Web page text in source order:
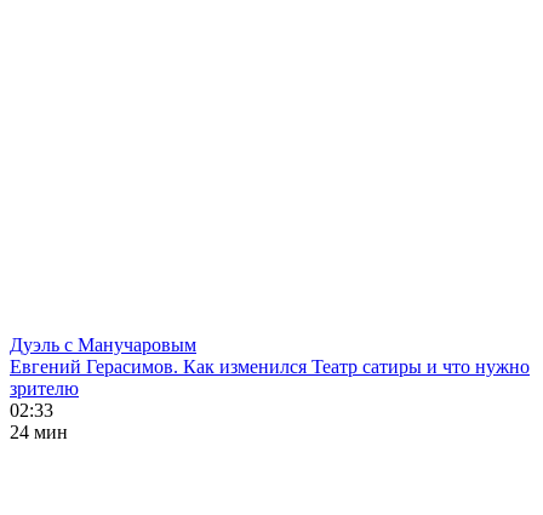
Дуэль с Манучаровым
Евгений Герасимов. Как изменился Театр сатиры и что нужно
зрителю
02:33
24 мин